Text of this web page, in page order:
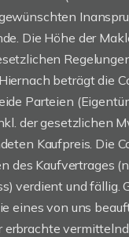
Die Höhe der
beträgt die
Parteien
der gesetzlichen
Kaufpreis. Die
des Kaufvertrages
verdient und fällig.
eines von uns
erbrachte